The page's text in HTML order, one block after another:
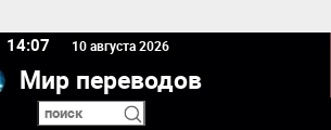
14 07 10 августа 2026
Мир переводов